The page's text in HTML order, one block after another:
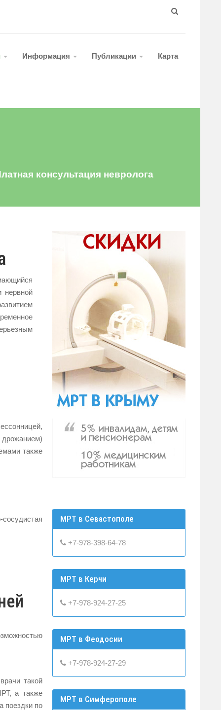
Информация Публикации Карта
консультация невролога
нервной
также
такой
а также
поездки по
МРТ в Севастополе
+7-978-398-64-78
МРТ в Керчи
+7-978-924-27-25
МРТ в Феодосии
+7-978-924-27-29
МРТ в Симферополе